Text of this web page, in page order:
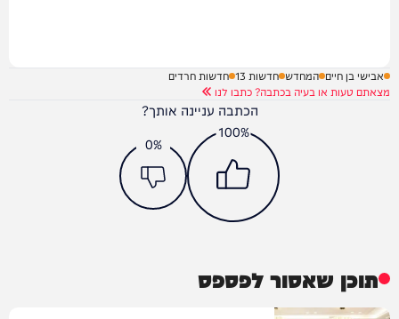
אבישי בן חיים המחדש חדשות 13
חדשות חרדים
מצאתם טעות או בעיה בכתבה? כתבו לנו
הכתבה עניינה אותך?
100%
0%
תוכן שאסור לפספס